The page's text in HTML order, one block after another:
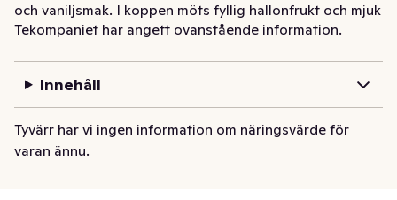
och vaniljsmak. I koppen möts fyllig hallonfrukt och mjuk
gräddighet till en len, rund smak med vänlig sötma och
till frukost som till eftermiddagsfika. Servera som det är
året runt, och låt gärna svalna till ett mildsött iste under
varma dagar. Perfekt även till dessert, exempelvis
Tekompaniet har angett ovanstående information.
Innehåll
Tyvärr har vi ingen information om näringsvärde för
varan ännu.